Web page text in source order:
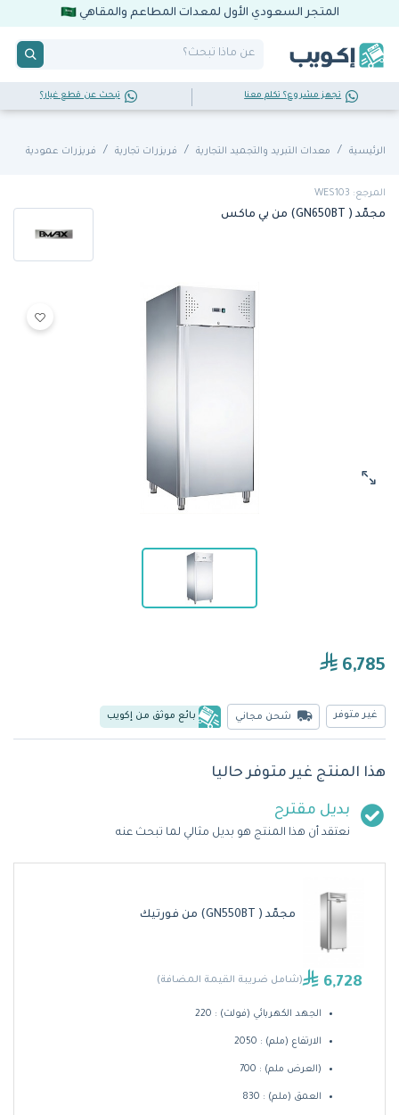
المتجر السعودي الأول لمعدات المطاعم والمقاهي
تجهز مشروع؟ تكلم معنا تبحث عن قطع غيار؟
الرئيسية معدات التبريد والتجميد التجارية فريزرات تجارية فريزرات عمودية
المرجع: WES103
مجمّد ( GN650BT) من بي ماكس
6,785
غير متوفر شحن مجاني بائع موثق من إكويب
هذا المنتج غير متوفر حاليا
بديل مقترح
نعتقد أن هذا المنتج هو بديل مثالي لما تبحث عنه
مجمّد ( GN550BT) من فورتيك
6,728 (شامل ضريبة القيمة المضافة)
الجهد الكهربائي (فولت) : 220
الارتفاع (ملم) : 2050
(العرض ملم) : 700
العمق (ملم) : 830